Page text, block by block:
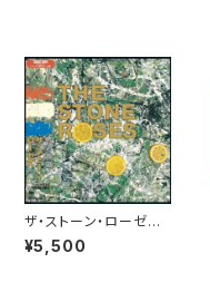
ザ・ストーン・ローゼズ
- ザ・ストーン・ローゼ
ズ(LP)
¥5,500